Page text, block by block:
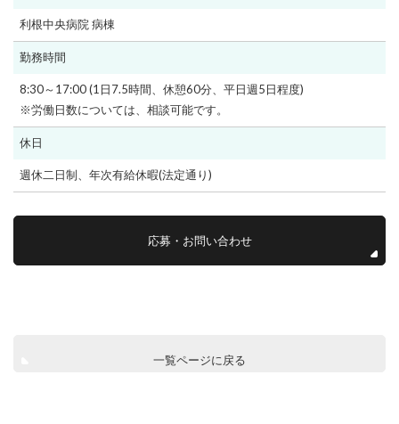
利根中央病院 病棟
勤務時間
8:30～17:00 (1日7.5時間、休憩60分、平日週5日程度)
※労働日数については、相談可能です。
休日
週休二日制、年次有給休暇(法定通り)
応募・お問い合わせ
一覧ページに戻る